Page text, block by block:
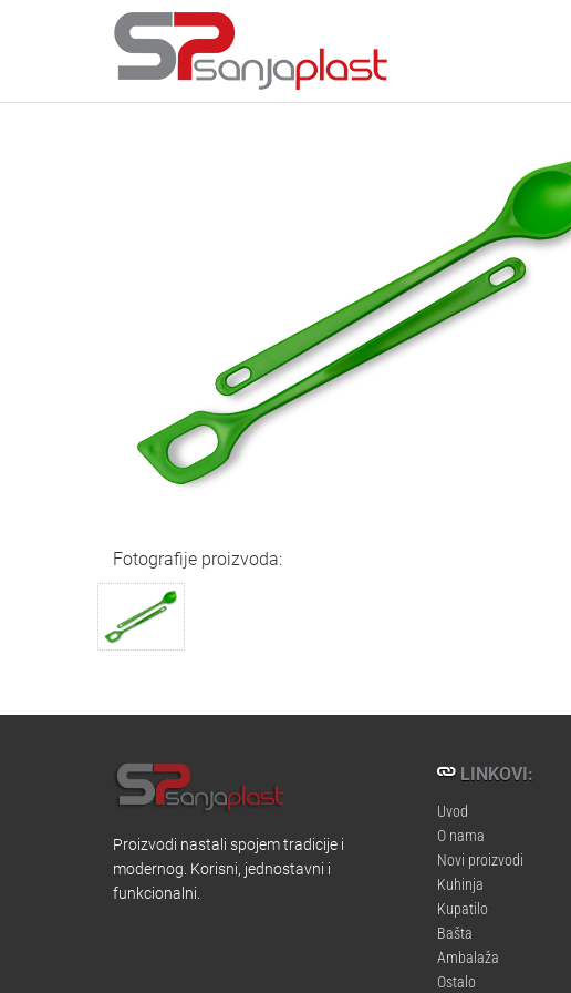
Fotografije proizvoda:
Proizvodi nastali spojem tradicije i
modernog. Korisni, jednostavni i
funkcionalni.
LINKOVI:
Uvod
O nama
Novi proizvodi
Kuhinja
Kupatilo
Bašta
Ambalaža
Ostalo